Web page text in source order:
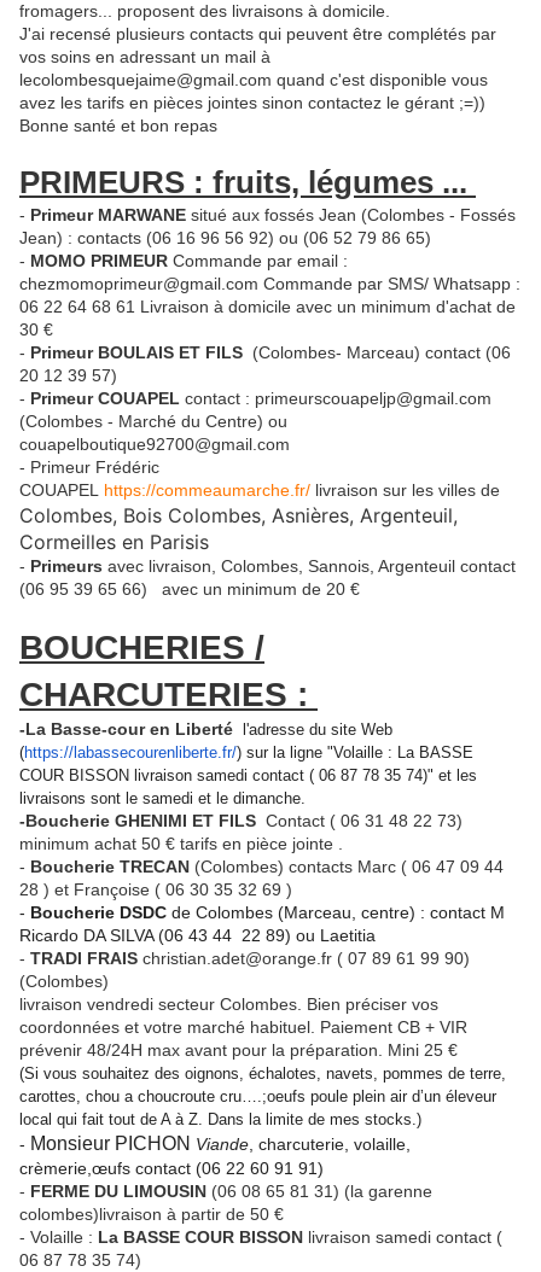
fromagers... proposent des livraisons à domicile.
J'ai recensé plusieurs contacts qui peuvent être complétés par
vos soins en adressant un mail à
lecolombesquejaime@gmail.com quand c'est disponible vous
avez les tarifs en pièces jointes sinon contactez le gérant ;=))
Bonne santé et bon repas
PRIMEURS : fruits, légumes ...
- Primeur MARWANE situé aux fossés Jean (Colombes - Fossés
Jean) : contacts (06 16 96 56 92) ou (06 52 79 86 65)
- MOMO PRIMEUR Commande par email :
chezmomoprimeur@gmail.com Commande par SMS/ Whatsapp :
06 22 64 68 61 Livraison à domicile avec un minimum d'achat de
30 €
- Primeur BOULAIS ET FILS (Colombes- Marceau) contact (06
20 12 39 57)
- Primeur COUAPEL contact : primeurscouapeljp@gmail.com
(Colombes - Marché du Centre) ou
couapelboutique92700@gmail.com
- Primeur Frédéric
COUAPEL https://commeaumarche.fr/ livraison sur les villes de
Colombes, Bois Colombes, Asnières, Argenteuil,
Cormeilles en Parisis
- Primeurs avec livraison, Colombes, Sannois, Argenteuil contact
(06 95 39 65 66) avec un minimum de 20 €
BOUCHERIES /
CHARCUTERIES :
-La Basse-cour en Liberté
l'adresse du site Web
(https://labassecourenliberte.fr/) sur la ligne "Volaille : La BASSE
COUR BISSON livraison samedi contact ( 06 87 78 35 74)" et les
livraisons sont le samedi et le dimanche.
-Boucherie GHENIMI ET FILS Contact ( 06 31 48 22 73)
minimum achat 50 € tarifs en pièce jointe .
- Boucherie TRECAN (Colombes) contacts Marc ( 06 47 09 44
28 ) et Françoise ( 06 30 35 32 69 )
- Boucherie DSDC de Colombes (Marceau, centre) : contact M
Ricardo DA SILVA (06 43 44 22 89) ou Laetitia
- TRADI FRAIS christian.adet@orange.fr ( 07 89 61 99 90)
(Colombes)
livraison vendredi secteur Colombes. Bien préciser vos
coordonnées et votre marché habituel. Paiement CB + VIR
prévenir 48/24H max avant pour la préparation. Mini 25 €
(Si vous souhaitez des oignons, échalotes, navets, pommes de terre,
carottes, chou a choucroute cru….;oeufs poule plein air d’un éleveur
local qui fait tout de A à Z. Dans la limite de mes stocks.)
- Monsieur PICHON Viande , charcuterie, volaille,
crèmerie,œufs contact (06 22 60 91 91)
- FERME DU LIMOUSIN (06 08 65 81 31) (la garenne
colombes)livraison à partir de 50 €
- Volaille : La BASSE COUR BISSON livraison samedi contact (
06 87 78 35 74)